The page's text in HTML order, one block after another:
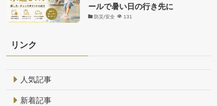
ールで暑い日の行き先に
防災/安全 131
リンク
人気記事
新着記事